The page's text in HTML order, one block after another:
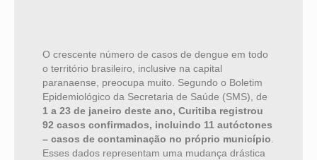
O crescente número de casos de dengue em todo
o território brasileiro, inclusive na capital
paranaense, preocupa muito. Segundo o Boletim
Epidemiológico da Secretaria de Saúde (SMS), de
1 a 23 de janeiro deste ano, Curitiba registrou
92 casos confirmados, incluindo 11 autóctones
– casos de contaminação no próprio município
Esses dados representam uma mudança drástica